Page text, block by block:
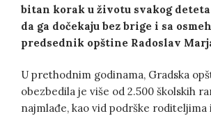
bitan korak u životu svakog
da ga dočekaju bez brige i sa
predsednik opštine Radoslav
U prethodnim godinama, Gradska
obezbedila je više od 2.500 školskih
najmlađe, kao vid podrške